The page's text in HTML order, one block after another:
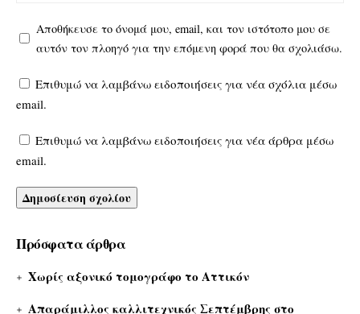
Αποθήκευσε το όνομά μου, email, και τον ιστότοπο μου σε
αυτόν τον πλοηγό για την επόμενη φορά που θα σχολιάσω.
Επιθυμώ να λαμβάνω ειδοποιήσεις για νέα σχόλια μέσω
email.
Επιθυμώ να λαμβάνω ειδοποιήσεις για νέα άρθρα μέσω
email.
Πρόσφατα άρθρα
Χωρίς αξονικό τομογράφο το Αττικόν
Απαράμιλλος καλλιτεχνικός Σεπτέμβρης στο